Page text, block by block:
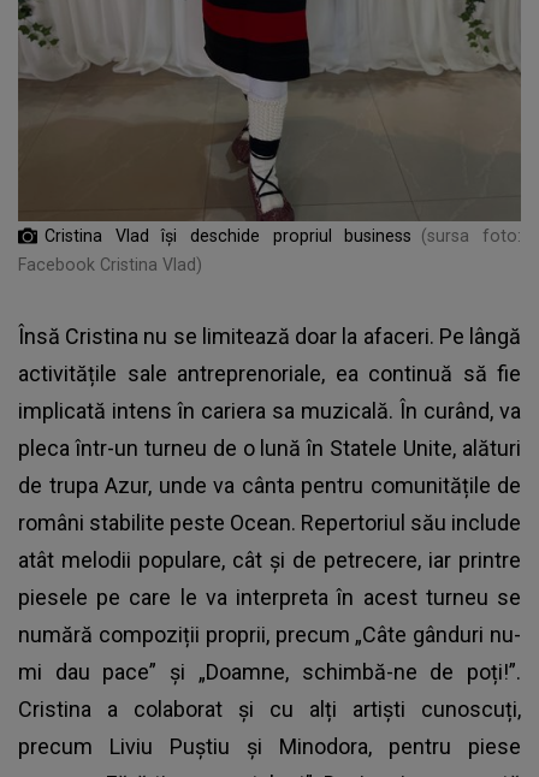
Cristina Vlad își deschide propriul business
(sursa foto:
Facebook Cristina Vlad)
Însă Cristina nu se limitează doar la afaceri. Pe lângă
activitățile sale antreprenoriale, ea continuă să fie
implicată intens în cariera sa muzicală. În curând, va
pleca într-un turneu de o lună în Statele Unite, alături
de trupa Azur, unde va cânta pentru comunitățile de
români stabilite peste Ocean. Repertoriul său include
atât melodii populare, cât și de petrecere, iar printre
piesele pe care le va interpreta în acest turneu se
numără compoziții proprii, precum „Câte gânduri nu-
mi dau pace” și „Doamne, schimbă-ne de poți!”.
Cristina a colaborat și cu alți artiști cunoscuți,
precum Liviu Puștiu și Minodora, pentru piese